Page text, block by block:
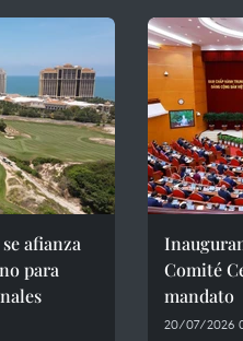
afianza
para
Comité
mandato
20/07/2026